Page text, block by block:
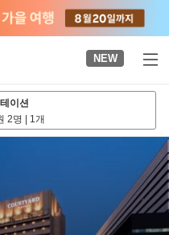
NEW
이션
2명 | 1개